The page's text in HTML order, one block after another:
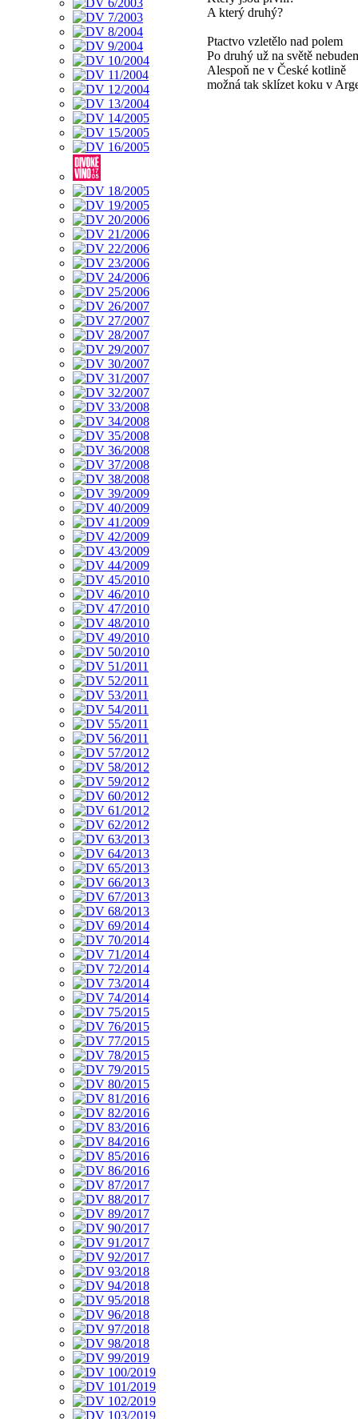
A který druhý?
Ptactvo vzletělo nad polem
Po druhý už na světě
Alespoň ne v České kotlině
možná tak sklízet koku v